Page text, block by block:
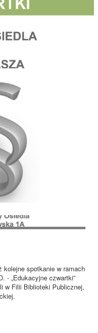
spotkanie w ramach
- „Edukacyjne czwartki”
w Filii Biblioteki Publicznej,